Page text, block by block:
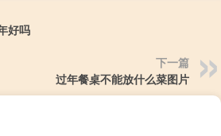
好吗
下一篇
过年餐桌不能放什么菜图片